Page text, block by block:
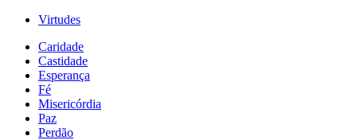
Virtudes
Caridade
Castidade
Esperança
Fé
Misericórdia
Paz
Perdão